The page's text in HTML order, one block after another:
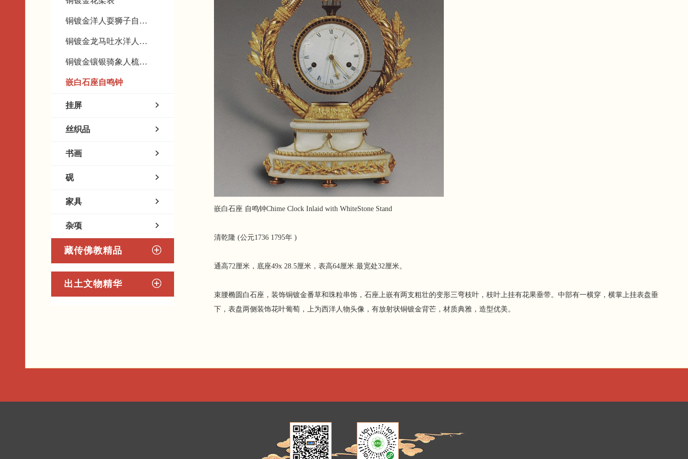
铜镀金洋人耍狮子自鸣钟
铜镀金龙马吐水洋人打钟
铜镀金镶银骑象人梳妆表
嵌白石座自鸣钟
挂屏
丝织品
书画
砚
家具
杂项
藏传佛教精品
出土文物精华
嵌白石座 自鸣钟Chime Clock Inlaid with WhiteStone Stand
清乾隆 (公元1736 1795年 )
通高72厘米，底座49x 28.5厘米，表高64厘米.最宽处32厘米。
束腰椭圆白石座，装饰铜镀金番草和珠粒串饰，石座上嵌有两支粗壮的变形三弯枝叶，枝叶上挂有花果垂带。中部有一横穿，横掌上挂表盘垂
下，表盘两侧装饰花叶葡萄，上为西洋人物头像，有放射状铜镀金背芒，材质典雅，造型优美。